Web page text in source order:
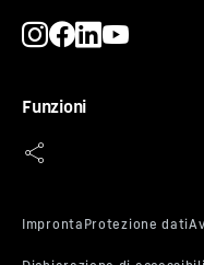
Funzioni